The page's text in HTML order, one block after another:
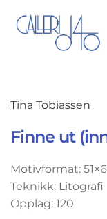
Tina Tobiassen
Finne ut
Motivformat:
Teknikk: Litografi
Opplag: 120